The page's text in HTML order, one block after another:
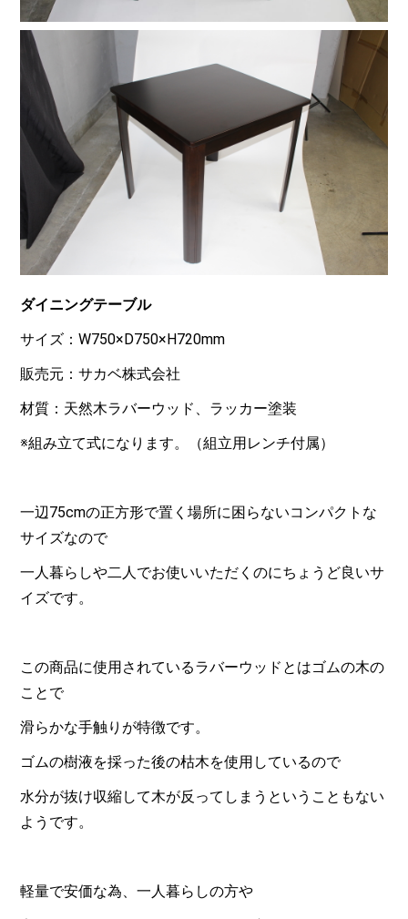
ダイニングテーブル
サイズ：W750×D750×H720mm
販売元：サカベ株式会社
材質：天然木ラバーウッド、ラッカー塗装
※組み立て式になります。（組立用レンチ付属）
一辺75cmの正方形で置く場所に困らないコンパクトな
サイズなので
一人暮らしや二人でお使いいただくのにちょうど良いサ
イズです。
この商品に使用されているラバーウッドとはゴムの木の
ことで
滑らかな手触りが特徴です。
ゴムの樹液を採った後の枯木を使用しているので
水分が抜け収縮して木が反ってしまうということもない
ようです。
軽量で安価な為、一人暮らしの方や